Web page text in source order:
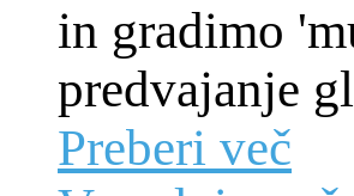
in gradimo
predvajanje
Preberi več